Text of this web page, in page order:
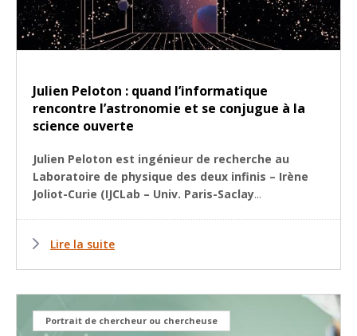
Julien Peloton : quand l’informatique
rencontre l’astronomie et se conjugue à la
science ouverte
Julien Peloton est ingénieur de recherche au
Laboratoire de physique des deux infinis – Irène
Joliot-Curie (IJCLab – Univ. Paris-Saclay...
Lire la suite
Portrait de chercheur ou chercheuse